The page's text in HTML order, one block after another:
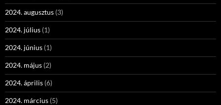
2024. augusztus (3)
2024. július (1)
2024. június (1)
2024. május (2)
2024. április (6)
2024. március (5)